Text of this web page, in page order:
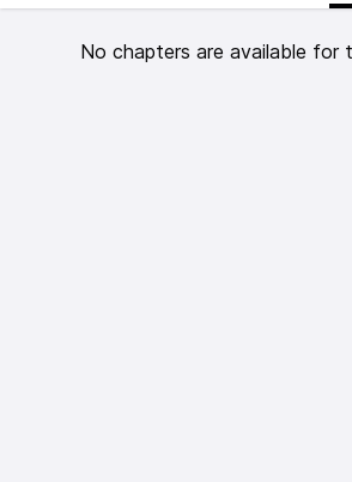
No chapters are available for